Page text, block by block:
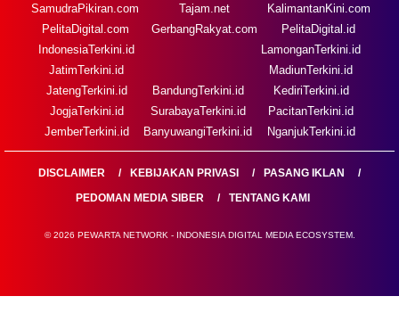
SamudraPikiran.com
PelitaDigital.com
Tajam.net
GerbangRakyat.com
KalimantanKini.com
PelitaDigital.id
IndonesiaTerkini.id
JatimTerkini.id
JatengTerkini.id
JogjaTerkini.id
JemberTerkini.id
BandungTerkini.id
SurabayaTerkini.id
BanyuwangiTerkini.id
LamonganTerkini.id
MadiunTerkini.id
KediriTerkini.id
PacitanTerkini.id
NganjukTerkini.id
DISCLAIMER KEBIJAKAN PRIVASI
PASANG IKLAN
PEDOMAN MEDIA SIBER
TENTANG KAMI
© 2026 PEWARTA NETWORK - INDONESIA DIGITAL MEDIA ECOSYSTEM.